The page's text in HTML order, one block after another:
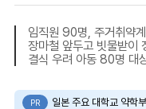
임직원 90명, 주거취약
장마철 앞두고 빗물받이
결식 우려 아동 80명 대
PR 일본 주요 대학교 약학